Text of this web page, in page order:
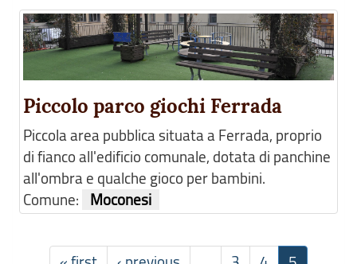
Piccolo parco giochi Ferrada
Piccola area pubblica situata a Ferrada, proprio
di fianco all'edificio comunale, dotata di panchine
all'ombra e qualche gioco per bambini.
Comune:
Moconesi